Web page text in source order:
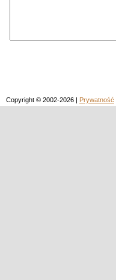
Copyright © 2002-2026 | Prywatność